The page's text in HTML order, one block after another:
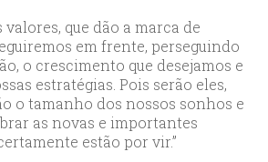
que dão a marca de
em frente, perseguindo
o crescimento que desejamos e
estratégias. Pois serão eles,
o tamanho dos nossos sonhos e
as novas e importantes
estão por vir.”